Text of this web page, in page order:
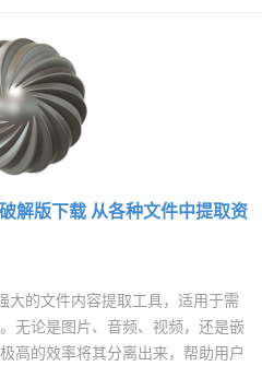
解版下载 从各种文件中提取资
的文件内容提取工具，适用于需
无论是图片、音频、视频，还是嵌
高的效率将其分离出来，帮助用户